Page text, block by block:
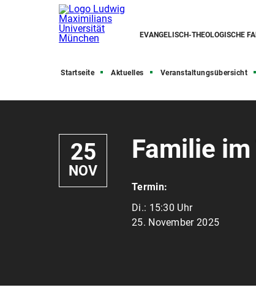
EVANGELISCH-THEOLOGISCHE
Startseite Aktuelles Veranstaltungsübersicht
25
NOV
Familie im
Termin:
Di.: 15:30 Uhr
25. November 2025